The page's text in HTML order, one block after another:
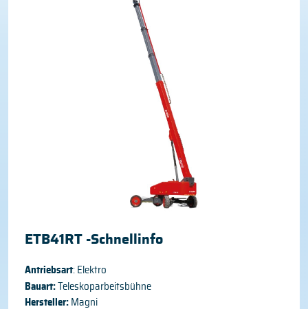
ETB41RT -Schnellinfo
Antriebsart: Elektro
Bauart: Teleskoparbeitsbühne
Hersteller: Magni